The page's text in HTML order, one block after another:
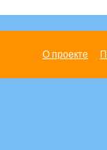
О проекте